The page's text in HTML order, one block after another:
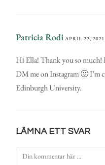
Patricia Rodi APRIL 22, 2021
Hi Ella! Thank you so much!
DM me on Instagram 🙂 I’m
Edinburgh University.
LÄMNA ETT SVAR